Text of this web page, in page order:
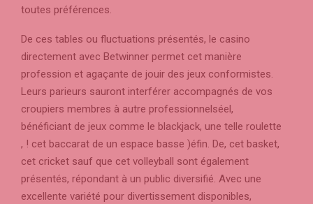
toutes préférences.
De ces tables ou fluctuations présentés, le casino
directement avec Betwinner permet cet manière
profession et agaçante de jouir des jeux conformistes.
Leurs parieurs sauront interférer accompagnés de vos
croupiers membres à autre professionnelséel,
bénéficiant de jeux comme le blackjack, une telle roulette
, ! cet baccarat de un espace basse )éfin. De, cet basket,
cet cricket sauf que cet volleyball sont également
présentés, répondant à un public diversifié. Avec une
excellente variété pour divertissement disponibles,